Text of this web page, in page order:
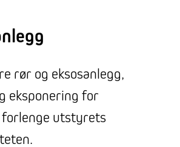
rør og eksosanlegg,
eksponering for
forlenge utstyrets